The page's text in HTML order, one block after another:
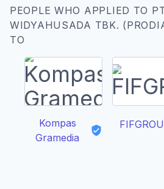
PEOPLE WHO APPLIED TO
WIDYAHUSADA TBK.
TO
Kompas
Gramedia